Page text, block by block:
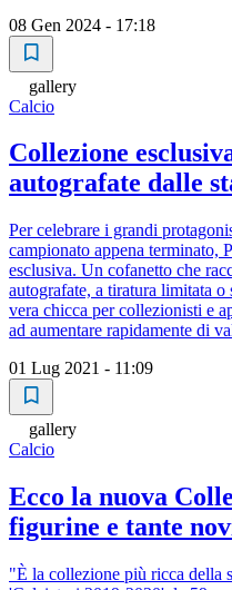
08 Gen 2024 - 17:18
gallery
Calcio
Collezione
autografate dalle
Per celebrare i grandi
campionato appena terminato,
esclusiva. Un cofanetto che
autografate, a tiratura limitata
vera chicca per collezionisti e
ad aumentare rapidamente di
01 Lug 2021 - 11:09
gallery
Calcio
Ecco la nuova
figurine e tante
"È la collezione più ricca della